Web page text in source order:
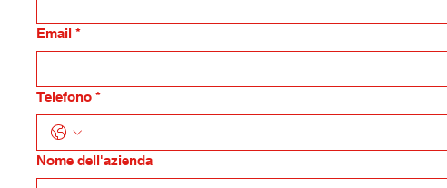
Email *
Telefono *
Nome dell'azienda